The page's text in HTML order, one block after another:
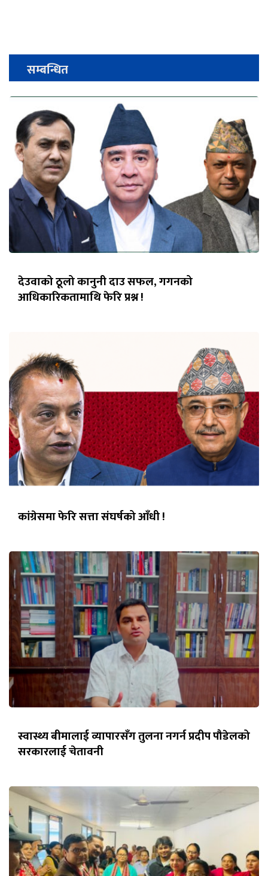
सम्बन्धित
देउवाको ठूलो कानुनी दाउ सफल, गगनको
आधिकारिकतामाथि फेरि प्रश्न !
कांग्रेसमा फेरि सत्ता संघर्षको आँधी !
स्वास्थ्य बीमालाई व्यापारसँग तुलना नगर्न प्रदीप पौडेलको
सरकारलाई चेतावनी